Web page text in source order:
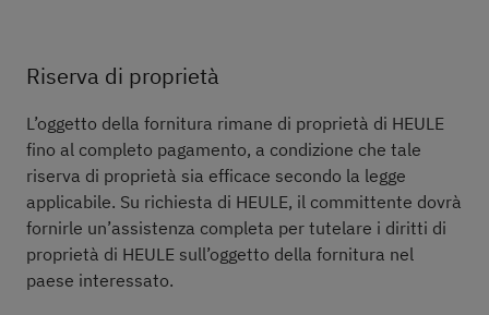
Riserva di proprietà
L’oggetto della fornitura rimane di proprietà di HEULE
fino al completo pagamento, a condizione che tale
riserva di proprietà sia efficace secondo la legge
applicabile. Su richiesta di HEULE, il committente dovrà
fornirle un’assistenza completa per tutelare i diritti di
proprietà di HEULE sull’oggetto della fornitura nel
paese interessato.